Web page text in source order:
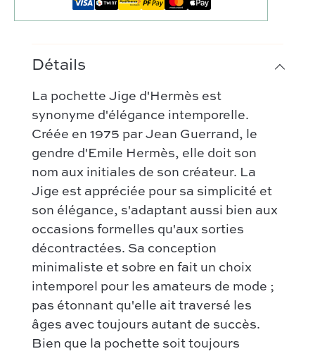
Notre sélection :
Coup de coeur
Nouveautés
Tous les sacs
Categories :
Sac à main
Sac bandoulière
Nos modèles préférés :
Nos créateurs préférés :
Celine
Gucci
Hermès
Bottega Veneta
Dior
FAQ
Contact
Comment ça marche
Authentification par Entrupy
Conditions générales de vente
Détails
La pochette Jige d'Hermès est
synonyme d'élégance intemporelle.
Créée en 1975 par Jean Guerrand, le
gendre d'Emile Hermès, elle doit son
nom aux initiales de son créateur. La
Jige est appréciée pour sa simplicité et
son élégance, s'adaptant aussi bien aux
occasions formelles qu'aux sorties
décontractées. Sa conception
minimaliste et sobre en fait un choix
intemporel pour les amateurs de mode ;
pas étonnant qu'elle ait traversé les
âges avec toujours autant de succès.
Bien que la pochette soit toujours